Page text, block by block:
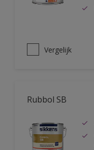
Vergelijk
Rubbol SB